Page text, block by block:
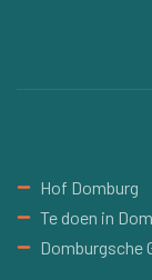
Hof Domburg
Te doen in
Domburgsche